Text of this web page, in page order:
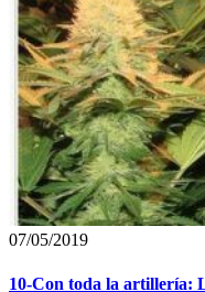
07/05/2019
10-Con toda la artillería: